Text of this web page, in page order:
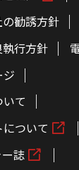
の勧誘方針
執行方針
ジ
て
ついて
誌